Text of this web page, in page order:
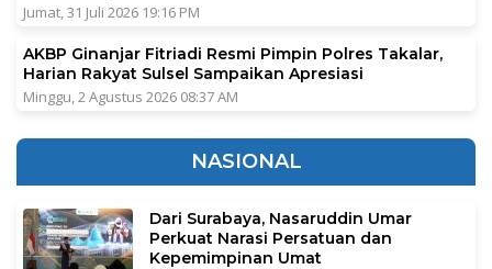
Jumat, 31 Juli 2026 19:16 PM
AKBP Ginanjar Fitriadi Resmi Pimpin Polres Takalar,
Harian Rakyat Sulsel Sampaikan Apresiasi
Minggu, 2 Agustus 2026 08:37 AM
NASIONAL
Dari Surabaya, Nasaruddin Umar
Perkuat Narasi Persatuan dan
Kepemimpinan Umat